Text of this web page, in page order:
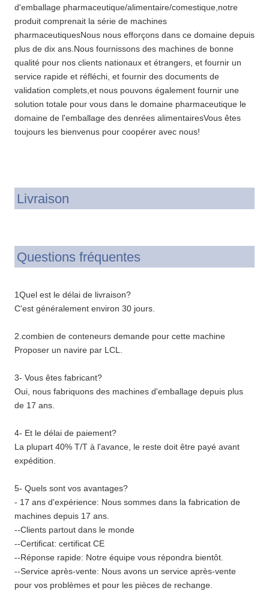
d'emballage pharmaceutique/alimentaire/comestique,notre
produit comprenait la série de machines
pharmaceutiquesNous nous efforçons dans ce domaine depuis
plus de dix ans.Nous fournissons des machines de bonne
qualité pour nos clients nationaux et étrangers, et fournir un
service rapide et réfléchi, et fournir des documents de
validation complets,et nous pouvons également fournir une
solution totale pour vous dans le domaine pharmaceutique le
domaine de l'emballage des denrées alimentairesVous êtes
toujours les bienvenus pour coopérer avec nous!
Livraison
Questions fréquentes
1Quel est le délai de livraison?
C'est généralement environ 30 jours.
2.combien de conteneurs demande pour cette machine
Proposer un navire par LCL.
3- Vous êtes fabricant?
Oui, nous fabriquons des machines d'emballage depuis plus
de 17 ans.
4- Et le délai de paiement?
La plupart 40% T/T à l'avance, le reste doit être payé avant
expédition.
5- Quels sont vos avantages?
- 17 ans d'expérience: Nous sommes dans la fabrication de
machines depuis 17 ans.
--Clients partout dans le monde
--Certificat: certificat CE
--Réponse rapide: Notre équipe vous répondra bientôt.
--Service après-vente: Nous avons un service après-vente
pour vos problèmes et pour les pièces de rechange.